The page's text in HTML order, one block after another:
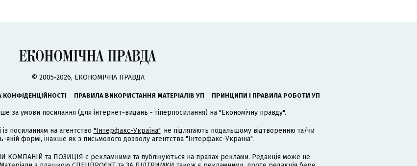
© 2005-2026, ЕКОНОМІЧНА ПРАВДА
КОНФІДЕНЦІЙНОСТІ ПРАВИЛА ВИКОРИСТАННЯ МАТЕРІАЛІВ УП ПРИНЦИПИ І ПРАВИЛА РОБОТИ УП
за умови посилання (для інтернет-видань - гіперпосилання) на "Економічну правду".
із посиланням на агентство "Інтерфакс-Україна", не підлягають подальшому відтворенню та/чи
формі, інакше як з письмового дозволу агентства "Інтерфакс-Україна".
КОМПАНІЙ та ПОЗИЦІЯ є рекламними та публікуються на правах реклами. Редакція може не